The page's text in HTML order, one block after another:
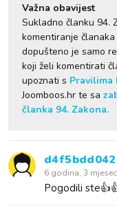
Važna obavijest
Sukladno članku 94.
komentiranje
dopušteno je samo
koji želi komentirati
upoznati s Pravilima
Joomboos.hr te sa
članka 94. Zakona.
6 godina, 3
Pogodili